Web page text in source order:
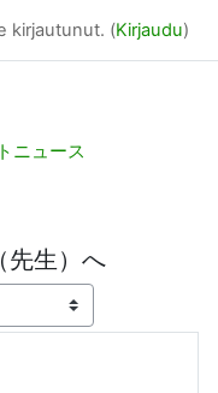
kirjautunut. (Kirjaudu)
ニュース
先生）へ